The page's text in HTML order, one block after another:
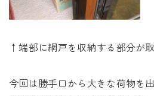
↑端部に網戸を収納する部分が
今回は勝手口から大きな荷物を